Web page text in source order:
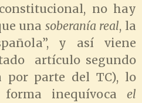
no hay
unasoberanía real, la
y así viene
artículo segundo
por parte del TC), lo
inequívoca el